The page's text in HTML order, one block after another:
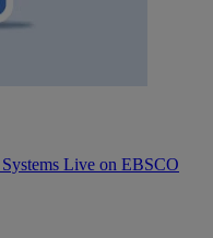
Live on EBSCO